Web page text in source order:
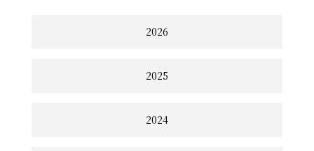
2026
2025
2024